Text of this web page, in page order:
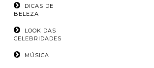
DICAS DE
BELEZA
LOOK DAS
CELEBRIDADES
MÚSICA